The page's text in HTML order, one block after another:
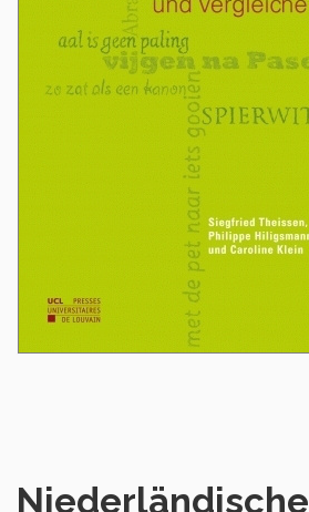
Niederländische